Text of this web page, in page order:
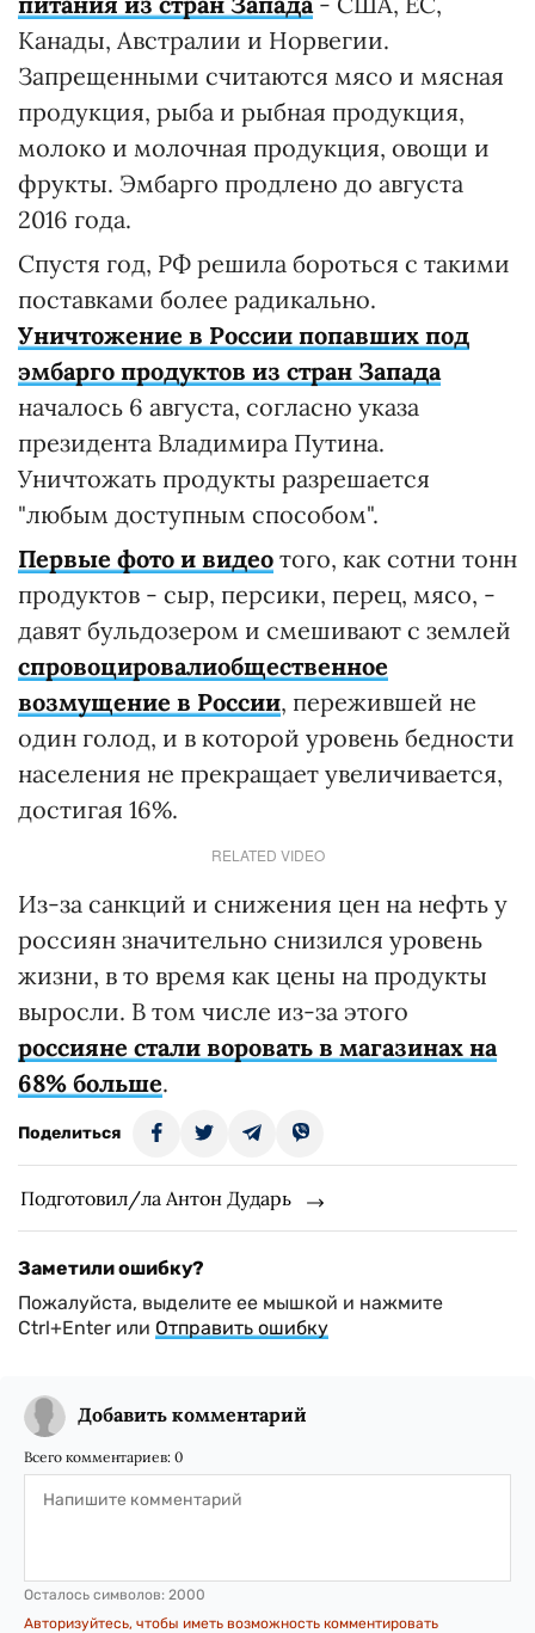
Канады, Австралии и Норвегии.
Запрещенными считаются мясо и мясная
продукция, рыба и рыбная продукция,
молоко и молочная продукция, овощи и
фрукты. Эмбарго продлено до августа
2016 года.
Спустя год, РФ решила бороться с такими
поставками более радикально.
Уничтожение в России попавших под
эмбарго продуктов из стран Запада
началось 6 августа, согласно указа
президента Владимира Путина.
Уничтожать продукты разрешается
"любым доступным способом". ​
Первые фото и видео того, как сотни тонн
продуктов - сыр, персики, перец, мясо, -
давят бульдозером и смешивают с землей
спровоцировалиобщественное
возмущение в России, пережившей не
один голод, и в которой уровень бедности
населения не прекращает увеличивается,
достигая 16%.
RELATED VIDEO
Из-за санкций и снижения цен на нефть у
россиян значительно снизился уровень
жизни, в то время как цены на продукты
выросли. В том числе из-за этого
россияне стали воровать в магазинах на
68% больше.
Поделиться
Подготовил/ла Антон Дударь
Заметили ошибку?
Пожалуйста, выделите ее мышкой и нажмите
Ctrl+Enter или Отправить ошибку
Добавить комментарий
Всего комментариев: 0
Осталось символов: 2000
Авторизуйтесь, чтобы иметь возможность комментировать